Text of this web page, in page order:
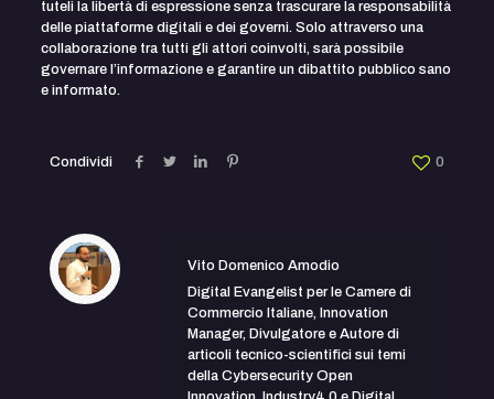
tuteli la libertà di espressione senza trascurare la responsabilità
delle piattaforme digitali e dei governi. Solo attraverso una
collaborazione tra tutti gli attori coinvolti, sarà possibile
governare l’informazione e garantire un dibattito pubblico sano
e informato.
Condividi 0
Vito Domenico Amodio
Digital Evangelist per le Camere di
Commercio Italiane, Innovation
Manager, Divulgatore e Autore di
articoli tecnico-scientifici sui temi
della Cybersecurity Open